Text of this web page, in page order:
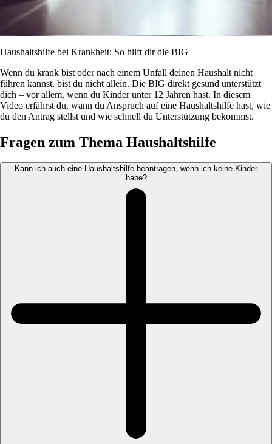
Haushaltshilfe bei Krankheit: So hilft dir die BIG
Wenn du krank bist oder nach einem Unfall deinen Haushalt nicht
führen kannst, bist du nicht allein. Die BIG direkt gesund unterstützt
dich – vor allem, wenn du Kinder unter 12 Jahren hast. In diesem
Video erfährst du, wann du Anspruch auf eine Haushaltshilfe hast, wie
du den Antrag stellst und wie schnell du Unterstützung bekommst.
Fragen zum Thema Haushaltshilfe
Kann ich auch eine Haushaltshilfe beantragen, wenn ich keine Kinder
habe?